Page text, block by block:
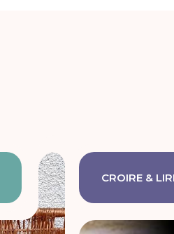
CROIRE &